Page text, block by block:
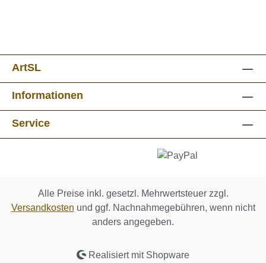
ArtSL
Informationen
Service
Alle Preise inkl. gesetzl. Mehrwertsteuer zzgl.
Versandkosten und ggf. Nachnahmegebühren, wenn nicht
anders angegeben.
Realisiert mit Shopware